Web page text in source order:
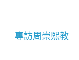
——專訪周崇熙教